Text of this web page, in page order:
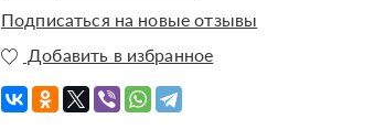
Подписаться на новые отзывы
Добавить в избранное